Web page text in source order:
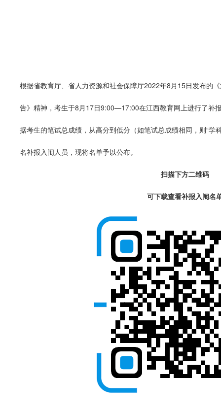
根据省教育厅、省人力资源和社会保障厅2022年8月15日发布的
告》精神，考生于8月17日9:00—17:00在江西教育网上进行了补
据考生的笔试总成绩，从高分到低分（如笔试总成绩相同，则“学
名补报入闱人员，现将名单予以公布。
扫描下方二维码
可下载查看补报入闱名